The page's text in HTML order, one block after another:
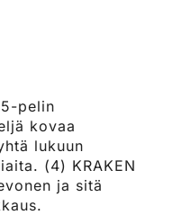
pelin
kovaa
lukuun
(4) KRAKEN
ja sitä